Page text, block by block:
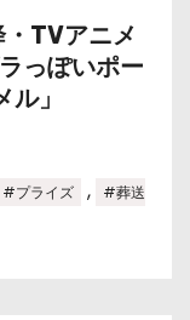
TVアニメ
っぽいポー
」
#プライズ ,
#葬送